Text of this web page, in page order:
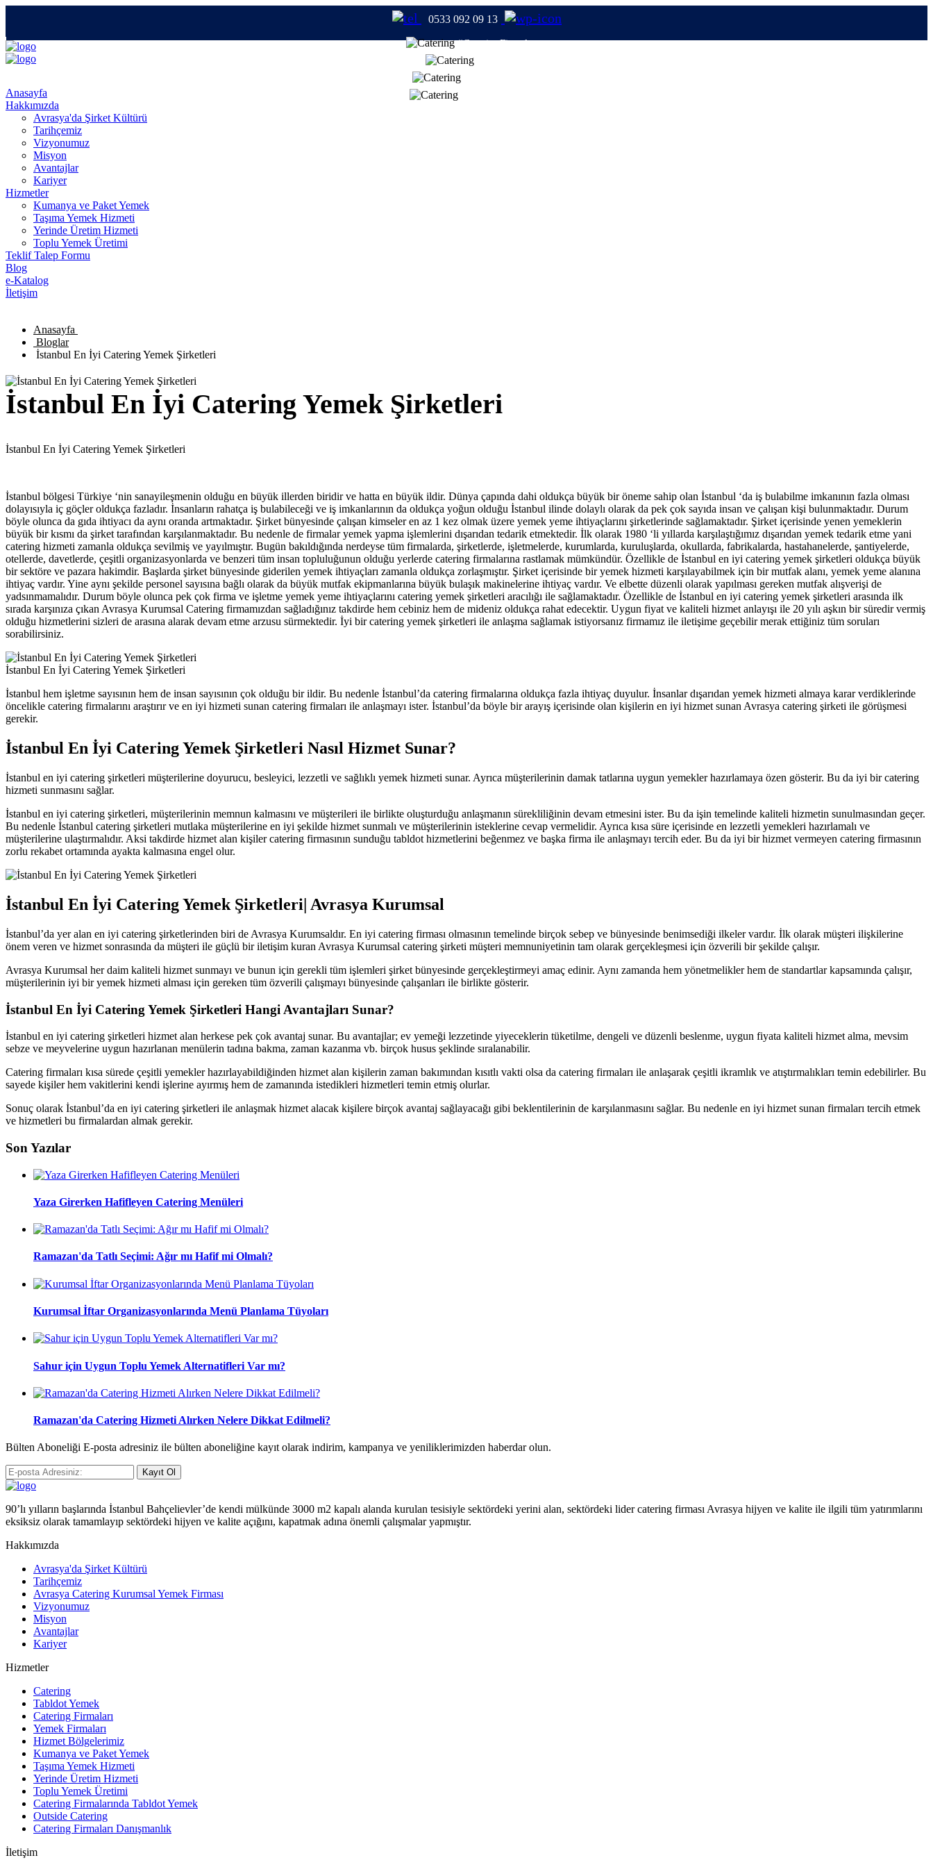
0533 092 09 13
#CateringFirmaları
Anasayfa
Hakkımızda
Avrasya'da Şirket Kültürü
Tarihçemiz
Vizyonumuz
Misyon
Avantajlar
Kariyer
Hizmetler
Kumanya ve Paket Yemek
Taşıma Yemek Hizmeti
Yerinde Üretim Hizmeti
Toplu Yemek Üretimi
Teklif Talep Formu
Blog
e-Katalog
İletişim
Anasayfa
Bloglar
İstanbul En İyi Catering Yemek Şirketleri
İstanbul En İyi Catering Yemek Şirketleri
İstanbul En İyi Catering Yemek Şirketleri
İstanbul bölgesi Türkiye ‘nin sanayileşmenin olduğu en büyük illerden biridir ve hatta en büyük ildir. Dünya çapında dahi oldukça büyük bir öneme sahip olan İstanbul ‘da iş bulabilme imkanının fazla olması
dolayısıyla iç göçler oldukça fazladır. İnsanların rahatça iş bulabileceği ve iş imkanlarının da oldukça yoğun olduğu İstanbul ilinde dolaylı olarak da pek çok sayıda insan ve çalışan kişi bulunmaktadır. Durum
böyle olunca da gıda ihtiyacı da aynı oranda artmaktadır. Şirket bünyesinde çalışan kimseler en az 1 kez olmak üzere yemek yeme ihtiyaçlarını şirketlerinde sağlamaktadır. Şirket içerisinde yenen yemeklerin
büyük bir kısmı da şirket tarafından karşılanmaktadır. Bu nedenle de firmalar yemek yapma işlemlerini dışarıdan tedarik etmektedir. İlk olarak 1980 ‘li yıllarda karşılaştığımız dışarıdan yemek tedarik etme yani
catering hizmeti zamanla oldukça sevilmiş ve yayılmıştır. Bugün bakıldığında nerdeyse tüm firmalarda, şirketlerde, işletmelerde, kurumlarda, kuruluşlarda, okullarda, fabrikalarda, hastahanelerde, şantiyelerde,
otellerde, davetlerde, çeşitli organizasyonlarda ve benzeri tüm insan topluluğunun olduğu yerlerde catering firmalarına rastlamak mümkündür. Özellikle de İstanbul en iyi catering yemek şirketleri oldukça büyük
bir sektöre ve pazara hakimdir. Başlarda şirket bünyesinde giderilen yemek ihtiyaçları zamanla oldukça zorlaşmıştır. Şirket içerisinde bir yemek hizmeti karşılayabilmek için bir mutfak alanı, yemek yeme alanına
ihtiyaç vardır. Yine aynı şekilde personel sayısına bağlı olarak da büyük mutfak ekipmanlarına büyük bulaşık makinelerine ihtiyaç vardır. Ve elbette düzenli olarak yapılması gereken mutfak alışverişi de
yadsınmamalıdır. Durum böyle olunca pek çok firma ve işletme yemek yeme ihtiyaçlarını catering yemek şirketleri aracılığı ile sağlamaktadır. Özellikle de İstanbul en iyi catering yemek şirketleri arasında ilk
sırada karşınıza çıkan Avrasya Kurumsal Catering firmamızdan sağladığınız takdirde hem cebiniz hem de mideniz oldukça rahat edecektir. Uygun fiyat ve kaliteli hizmet anlayışı ile 20 yılı aşkın bir süredir vermiş
olduğu hizmetlerini sizleri de arasına alarak devam etme arzusu sürmektedir. İyi bir catering yemek şirketleri ile anlaşma sağlamak istiyorsanız firmamız ile iletişime geçebilir merak ettiğiniz tüm soruları
sorabilirsiniz.
İstanbul En İyi Catering Yemek Şirketleri
İstanbul hem işletme sayısının hem de insan sayısının çok olduğu bir ildir. Bu nedenle İstanbul’da catering firmalarına oldukça fazla ihtiyaç duyulur. İnsanlar dışarıdan yemek hizmeti almaya karar verdiklerinde
öncelikle catering firmalarını araştırır ve en iyi hizmeti sunan catering firmaları ile anlaşmayı ister. İstanbul’da böyle bir arayış içerisinde olan kişilerin en iyi hizmet sunan Avrasya catering şirketi ile görüşmesi
gerekir.
İstanbul En İyi Catering Yemek Şirketleri Nasıl Hizmet Sunar?
İstanbul en iyi catering şirketleri müşterilerine doyurucu, besleyici, lezzetli ve sağlıklı yemek hizmeti sunar. Ayrıca müşterilerinin damak tatlarına uygun yemekler hazırlamaya özen gösterir. Bu da iyi bir catering
hizmeti sunmasını sağlar.
İstanbul en iyi catering şirketleri, müşterilerinin memnun kalmasını ve müşterileri ile birlikte oluşturduğu anlaşmanın sürekliliğinin devam etmesini ister. Bu da işin temelinde kaliteli hizmetin sunulmasından geçer.
Bu nedenle İstanbul catering şirketleri mutlaka müşterilerine en iyi şekilde hizmet sunmalı ve müşterilerinin isteklerine cevap vermelidir. Ayrıca kısa süre içerisinde en lezzetli yemekleri hazırlamalı ve
müşterilerine ulaştırmalıdır. Aksi takdirde hizmet alan kişiler catering firmasının sunduğu tabldot hizmetlerini beğenmez ve başka firma ile anlaşmayı tercih eder. Bu da iyi bir hizmet vermeyen catering firmasının
zorlu rekabet ortamında ayakta kalmasına engel olur.
İstanbul En İyi Catering Yemek Şirketleri| Avrasya Kurumsal
İstanbul’da yer alan en iyi catering şirketlerinden biri de Avrasya Kurumsaldır. En iyi catering firması olmasının temelinde birçok sebep ve bünyesinde benimsediği ilkeler vardır. İlk olarak müşteri ilişkilerine
önem veren ve hizmet sonrasında da müşteri ile güçlü bir iletişim kuran Avrasya Kurumsal catering şirketi müşteri memnuniyetinin tam olarak gerçekleşmesi için özverili bir şekilde çalışır.
Avrasya Kurumsal her daim kaliteli hizmet sunmayı ve bunun için gerekli tüm işlemleri şirket bünyesinde gerçekleştirmeyi amaç edinir. Aynı zamanda hem yönetmelikler hem de standartlar kapsamında çalışır,
müşterilerinin iyi bir yemek hizmeti alması için gereken tüm özverili çalışmayı bünyesinde çalışanları ile birlikte gösterir.
İstanbul En İyi Catering Yemek Şirketleri Hangi Avantajları Sunar?
İstanbul en iyi catering şirketleri hizmet alan herkese pek çok avantaj sunar. Bu avantajlar; ev yemeği lezzetinde yiyeceklerin tüketilme, dengeli ve düzenli beslenme, uygun fiyata kaliteli hizmet alma, mevsim
sebze ve meyvelerine uygun hazırlanan menülerin tadına bakma, zaman kazanma vb. birçok husus şeklinde sıralanabilir.
Catering firmaları kısa sürede çeşitli yemekler hazırlayabildiğinden hizmet alan kişilerin zaman bakımından kısıtlı vakti olsa da catering firmaları ile anlaşarak çeşitli ikramlık ve atıştırmalıkları temin edebilirler. Bu
sayede kişiler hem vakitlerini kendi işlerine ayırmış hem de zamanında istedikleri hizmetleri temin etmiş olurlar.
Sonuç olarak İstanbul’da en iyi catering şirketleri ile anlaşmak hizmet alacak kişilere birçok avantaj sağlayacağı gibi beklentilerinin de karşılanmasını sağlar. Bu nedenle en iyi hizmet sunan firmaları tercih etmek
ve hizmetleri bu firmalardan almak gerekir.
Son Yazılar
Yaza Girerken Hafifleyen Catering Menüleri
Ramazan'da Tatlı Seçimi: Ağır mı Hafif mi Olmalı?
Kurumsal İftar Organizasyonlarında Menü Planlama Tüyoları
Sahur için Uygun Toplu Yemek Alternatifleri Var mı?
Ramazan'da Catering Hizmeti Alırken Nelere Dikkat Edilmeli?
Bülten Aboneliği E-posta adresiniz ile bülten aboneliğine kayıt olarak indirim, kampanya ve yeniliklerimizden haberdar olun.
Kayıt Ol
90’lı yılların başlarında İstanbul Bahçelievler’de kendi mülkünde 3000 m2 kapalı alanda kurulan tesisiyle sektördeki yerini alan, sektördeki lider catering firması Avrasya hijyen ve kalite ile ilgili tüm yatırımlarını
eksiksiz olarak tamamlayıp sektördeki hijyen ve kalite açığını, kapatmak adına önemli çalışmalar yapmıştır.
Hakkımızda
Avrasya'da Şirket Kültürü
Tarihçemiz
Avrasya Catering Kurumsal Yemek Firması
Vizyonumuz
Misyon
Avantajlar
Kariyer
Hizmetler
Catering
Tabldot Yemek
Catering Firmaları
Yemek Firmaları
Hizmet Bölgelerimiz
Kumanya ve Paket Yemek
Taşıma Yemek Hizmeti
Yerinde Üretim Hizmeti
Toplu Yemek Üretimi
Catering Firmalarında Tabldot Yemek
Outside Catering
Catering Firmaları Danışmanlık
İletişim